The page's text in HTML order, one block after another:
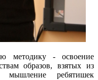
методику - освоение
образов, взятых из
мышление ребятишек